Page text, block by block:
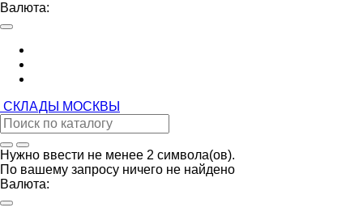
Валюта:
СКЛАДЫ МОСКВЫ
Нужно ввести не менее 2 символа(ов).
По вашему запросу ничего не найдено
Валюта: